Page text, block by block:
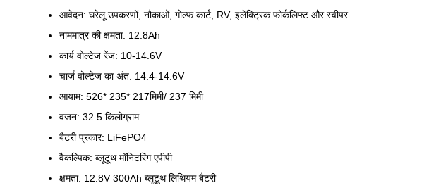
आवेदन: घरेलू उपकरणों, नौकाओं, गोल्फ कार्ट, RV, इलेक्ट्रिक फोर्कलिफ्ट और स्वीपर
नाममात्र की क्षमता: 12.8Ah
कार्य वोल्टेज रेंज: 10-14.6V
चार्ज वोल्टेज का अंत: 14.4-14.6V
आयाम: 526* 235* 217मिमी/ 237 मिमी
वजन: 32.5 किलोग्राम
बैटरी प्रकार: LiFePO4
वैकल्पिक: ब्लूटूथ मॉनिटरिंग एपीपी
क्षमता: 12.8V 300Ah ब्लूटूथ लिथियम बैटरी